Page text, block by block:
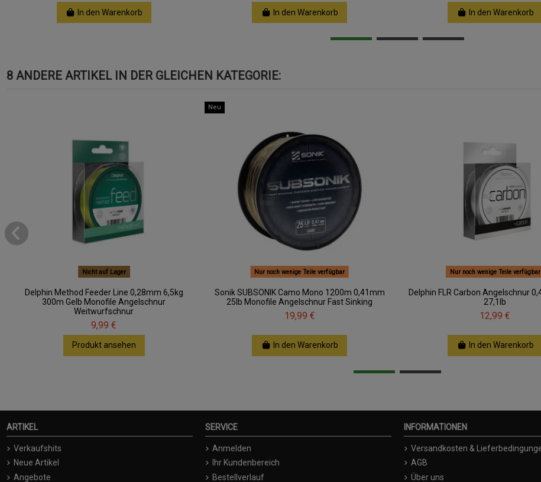
In den Warenkorb In den Warenkorb In den Warenkorb
8 ANDERE ARTIKEL IN DER GLEICHEN KATEGORIE:
Nicht auf Lager
Delphin Method Feeder Line 0,28mm 6,5kg
300m Gelb Monofile Angelschnur
Weitwurfschnur
9,99 €
Produkt ansehen
Neu
Nur noch wenige Teile verfügbar
Sonik SUBSONIK Camo Mono 1200m 0,41mm
25lb Monofile Angelschnur Fast Sinking
19,99 €
In den Warenkorb
Nur noch wenige Teile verfügbar
Delphin FLR Carbon Angelschnur
27,1lb
12,99 €
In den Warenkorb
ARTIKEL
Verkaufshits
Neue Artikel
Angebote
SERVICE
Anmelden
Ihr Kundenbereich
Bestellverlauf
INFORMATIONEN
Versandkosten &
AGB
Über uns